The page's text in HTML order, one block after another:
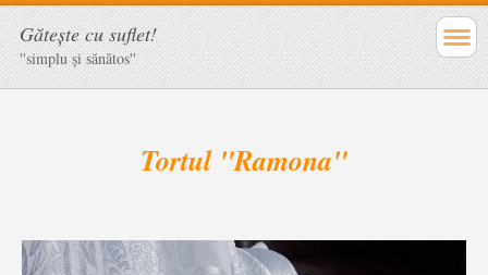
Găteşte cu suflet!
''simplu şi sănătos''
Tortul "Ramona"